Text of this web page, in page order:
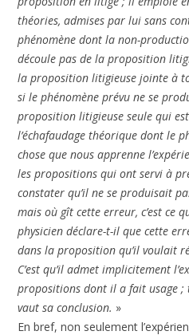
théories, admises par lui sans
phénomène dont la non-
découle pas de la proposition
la proposition litigieuse jointe à
si le phénomène prévu ne se
proposition litigieuse seule qui
l’échafaudage théorique dont le
chose que nous apprenne
les propositions qui ont servi à
constater qu’il ne se produisait
mais où gît cette erreur, c’est ce
physicien déclare-t-il que cette
dans la proposition qu’il voulait
C’est qu’il admet implicitement
propositions dont il a fait usage
vaut sa conclusion. »
En bref, non seulement